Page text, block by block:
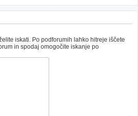
iskati. Po podforumih lahko hitreje iščete
in spodaj omogočite iskanje po